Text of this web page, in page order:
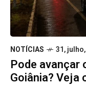
NOTÍCIAS 31,
Pode avançar
Goiânia? Veja